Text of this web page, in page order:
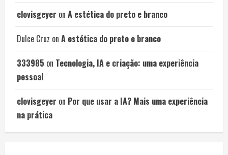
clovisgeyer on A estética do preto e branco
Dulce Cruz on A estética do preto e branco
333985 on Tecnologia, IA e criação: uma experiência
pessoal
clovisgeyer on Por que usar a IA? Mais uma experiência
na prática